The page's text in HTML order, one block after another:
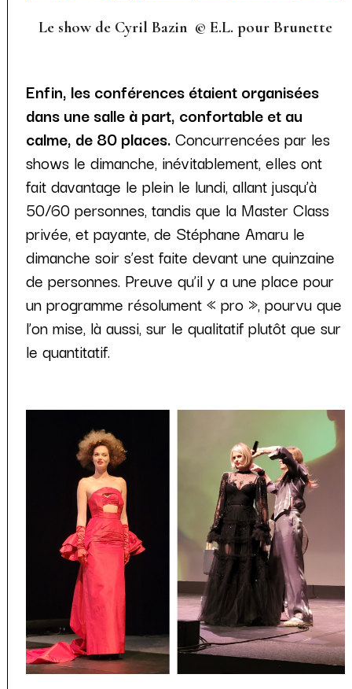
Le show de Cyril Bazin © E.L. pour Brunette
Enfin, les conférences étaient organisées
dans une salle à part, confortable et au
calme, de 80 places.Concurrencées par les
shows le dimanche, inévitablement, elles ont
fait davantage le plein le lundi, allant jusqu’à
50/60 personnes, tandis que la Master Class
privée, et payante, de Stéphane Amaru le
dimanche soir s’est faite devant une quinzaine
de personnes. Preuve qu’il y a une place pour
un programme résolument « pro », pourvu que
l’on mise, là aussi, sur le qualitatif plutôt que sur
le quantitatif.